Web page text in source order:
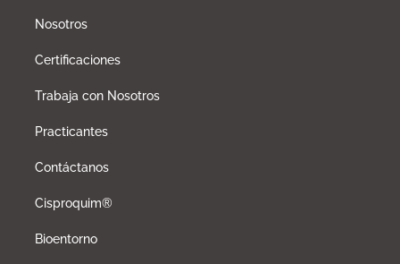
Nosotros
Certificaciones
Trabaja con Nosotros
Practicantes
Contáctanos
Cisproquim®
Bioentorno